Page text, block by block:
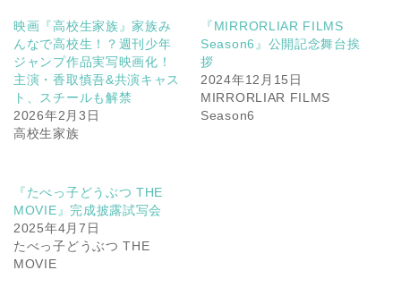
映画『高校生家族』家族み
んなで高校生！？週刊少年
ジャンプ作品実写映画化！
主演・香取慎吾&共演キャス
ト、スチールも解禁
2026年2月3日
高校生家族
『MIRRORLIAR FILMS
Season6』公開記念舞台挨
拶
2024年12月15日
MIRRORLIAR FILMS
Season6
『たべっ子どうぶつ THE
MOVIE』完成披露試写会
2025年4月7日
たべっ子どうぶつ THE
MOVIE